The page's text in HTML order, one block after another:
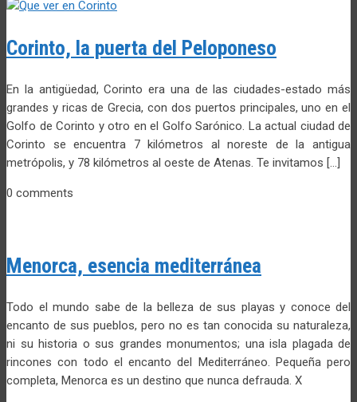
Corinto, la puerta del Peloponeso
En la antigüedad, Corinto era una de las ciudades-estado más
grandes y ricas de Grecia, con dos puertos principales, uno en el
Golfo de Corinto y otro en el Golfo Sarónico. La actual ciudad de
Corinto se encuentra 7 kilómetros al noreste de la antigua
metrópolis, y 78 kilómetros al oeste de Atenas. Te invitamos […]
0 comments
Menorca, esencia mediterránea
Todo el mundo sabe de la belleza de sus playas y conoce del
encanto de sus pueblos, pero no es tan conocida su naturaleza,
ni su historia o sus grandes monumentos; una isla plagada de
rincones con todo el encanto del Mediterráneo. Pequeña pero
completa, Menorca es un destino que nunca defrauda. X